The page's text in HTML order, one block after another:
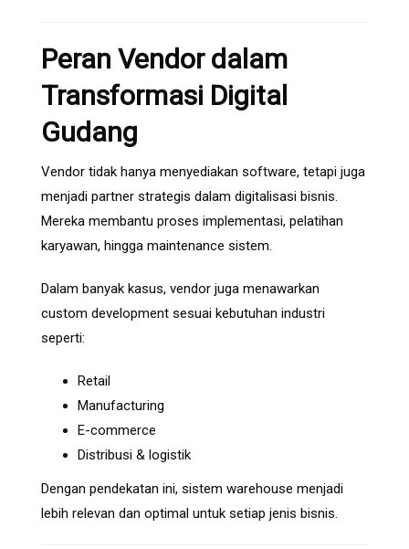
Peran Vendor dalam
Transformasi Digital
Gudang
Vendor tidak hanya menyediakan software, tetapi juga
menjadi partner strategis dalam digitalisasi bisnis.
Mereka membantu proses implementasi, pelatihan
karyawan, hingga maintenance sistem.
Dalam banyak kasus, vendor juga menawarkan
custom development sesuai kebutuhan industri
seperti:
Retail
Manufacturing
E-commerce
Distribusi & logistik
Dengan pendekatan ini, sistem warehouse menjadi
lebih relevan dan optimal untuk setiap jenis bisnis.